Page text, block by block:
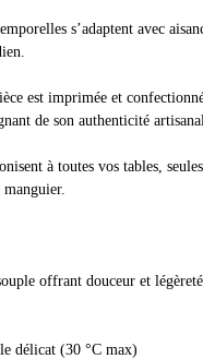
s’adaptent avec
est imprimée et
de son authenticité
à toutes vos tables,
offrant douceur et
délicat (30 °C max)